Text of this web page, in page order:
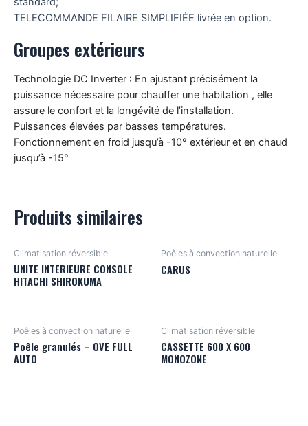
TELECOMMANDE FILAIRE SIMPLIFIÉE livrée en option.
Groupes extérieurs
Technologie DC Inverter : En ajustant précisément la
puissance nécessaire pour chauffer une habitation , elle
assure le confort et la longévité de l’installation.
Puissances élevées par basses températures.
Fonctionnement en froid jusqu’à -10° extérieur et en chaud
jusqu’à -15°
Produits similaires
Climatisation réversible
UNITE INTERIEURE CONSOLE
HITACHI SHIROKUMA
Poêles à convection naturelle
CARUS
Poêles à convection naturelle
Poêle granulés – OVE FULL
AUTO
Climatisation réversible
CASSETTE 600 X 600
MONOZONE